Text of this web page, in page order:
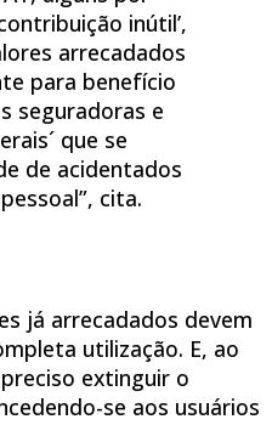
inútil’,
arrecadados
para benefício
seguradoras e
que se
de acidentados
cita.
já arrecadados devem
utilização. E, ao
extinguir o
se aos usuários